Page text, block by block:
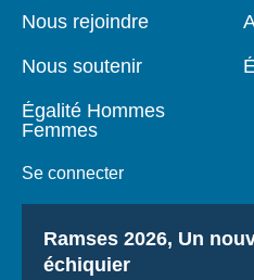
Nous rejoindre
Nous soutenir
Égalité Hommes
Femmes
Se connecter
Titre
Ramses 2026, Un
échiquier